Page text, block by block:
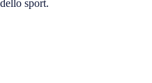
sport.